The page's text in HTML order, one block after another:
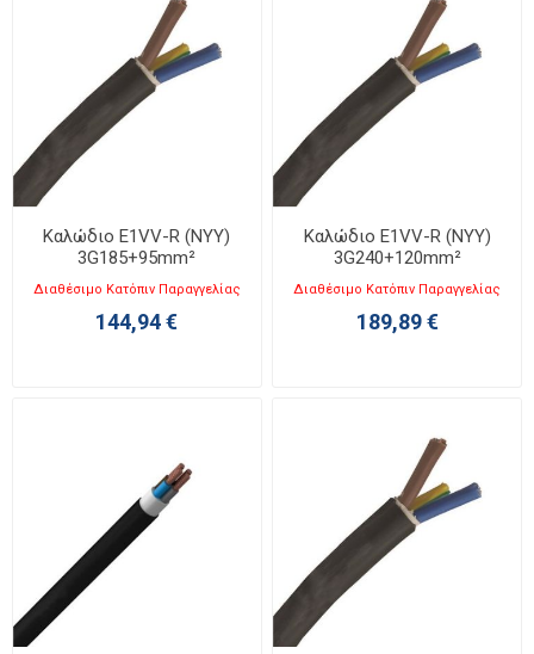
Καλώδιο E1VV-R (NYY)
3G185+95mm²
Διαθέσιμο Κατόπιν Παραγγελίας
144,94 €
Καλώδιο E1VV-R (NYY)
3G240+120mm²
Διαθέσιμο Κατόπιν Παραγγελίας
189,89 €